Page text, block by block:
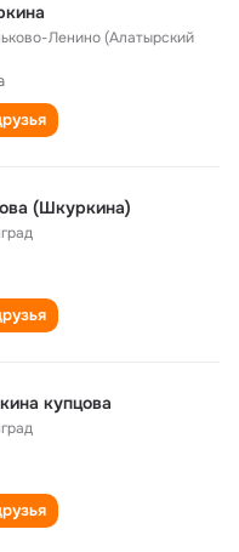
Ленино (Алатырский
(Шкуркина)
купцова